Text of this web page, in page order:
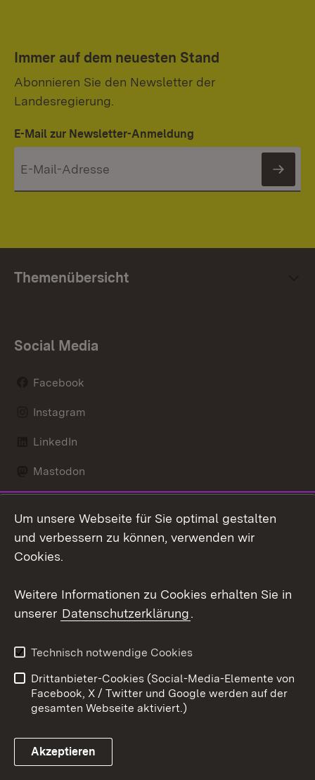
Immer auf dem neuesten Stand
Abonnieren Sie den Newsletter der
Landesregierung.
E-Mail zur Newsletter-Anmeldung
Themenübersicht
Social Media
Facebook
Instagram
LinkedIn
Mastodon
X / Twitter
Youtube
Link zum Landesportal
Kontakt
Datenschutz
Barrierefreiheit
Impressum Cookies
Um unsere Webseite für Sie optimal gestalten
und verbessern zu können, verwenden wir
Cookies.
Weitere Informationen zu Cookies erhalten Sie in
unserer Datenschutzerklärung.
Technisch notwendige Cookies
Drittanbieter-Cookies (Social-Media-Elemente von
Facebook, X / Twitter und Google werden auf der
gesamten Webseite aktiviert.)
Akzeptieren